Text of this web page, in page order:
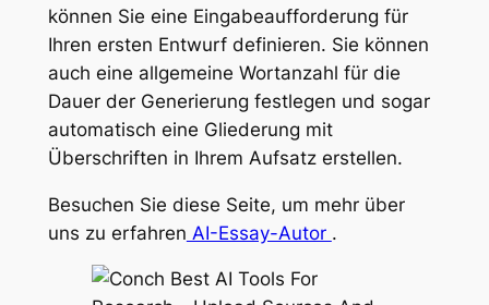
können Sie eine Eingabeaufforderung für
Ihren ersten Entwurf definieren. Sie können
auch eine allgemeine Wortanzahl für die
Dauer der Generierung festlegen und sogar
automatisch eine Gliederung mit
Überschriften in Ihrem Aufsatz erstellen.
Besuchen Sie diese Seite, um mehr über
uns zu erfahren AI-Essay-Autor .